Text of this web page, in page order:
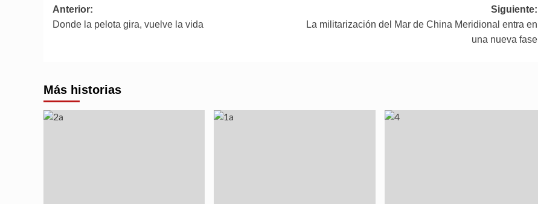
Navegación
de
Anterior:
Donde la pelota gira, vuelve la vida
Siguiente:
La militarización del Mar de China Meridional entra en
una nueva fase
Más historias